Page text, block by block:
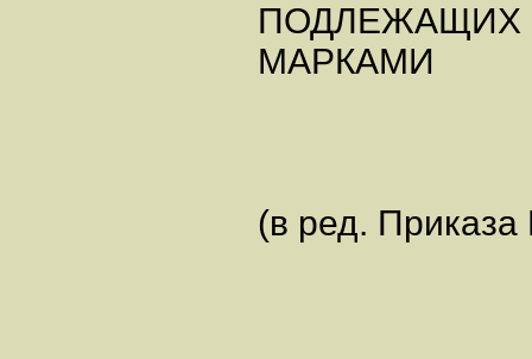
ПОДЛЕЖАЩИХ
МАРКАМИ
(в ред.